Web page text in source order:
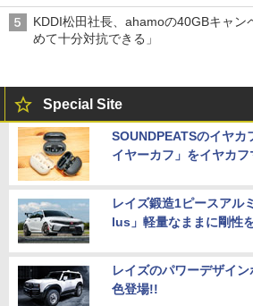
穴と楽天モバイルの課題
KDDI松田社長、ahamoの40GBキャン
めて十分対抗できる」
Special Site
SOUNDPEATSのイヤカ
イヤーカフ」をイヤカフ
レイズ鍛造1ピースアル
lus」軽量なままに剛性
レイズのパワーデザイ
色登場!!